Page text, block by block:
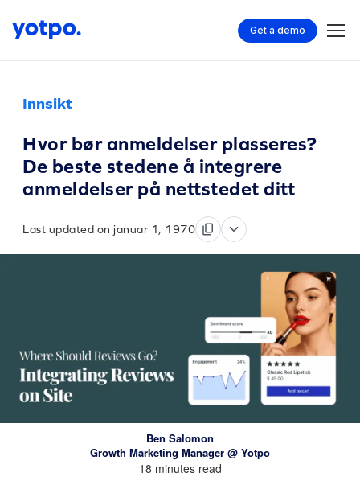
Get a demo
Innsikt
Hvor bør anmeldelser plasseres?
De beste stedene å integrere
anmeldelser på nettstedet ditt
Last updated on januar 1, 1970
Ben Salomon
Growth Marketing Manager @ Yotpo
18 minutes read